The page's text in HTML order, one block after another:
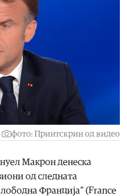
фото: Принтскрин од видео
Макрон денеска
од следната
Франција“ (France